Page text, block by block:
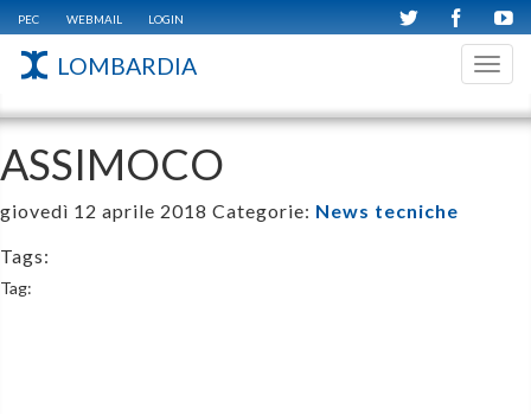
PEC WEBMAIL LOGIN
LOMBARDIA
ASSIMOCO
giovedì 12 aprile 2018 Categorie: News tecniche
Tags:
Tag: